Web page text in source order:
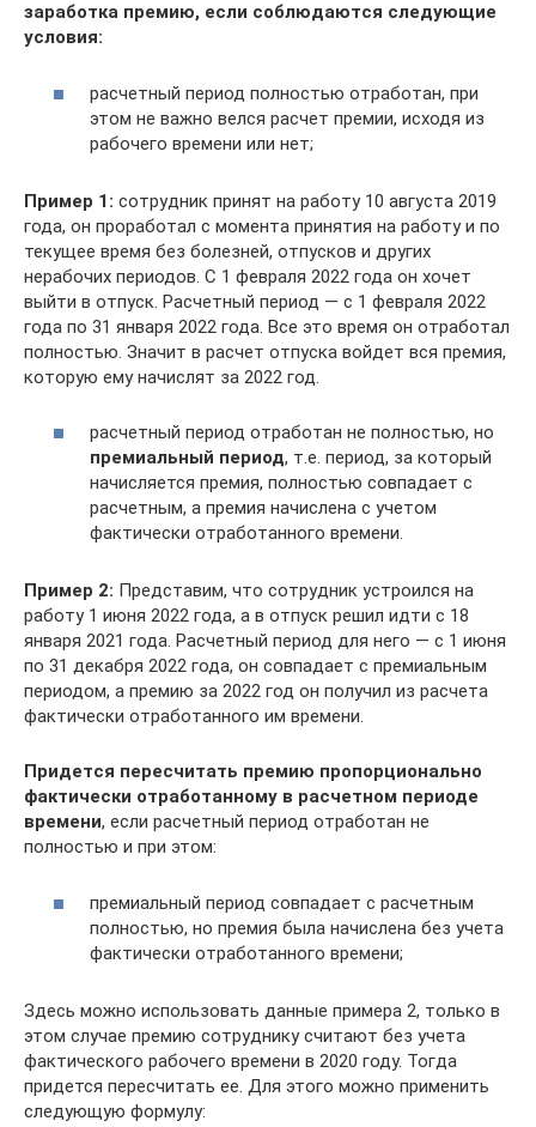
заработка премию, если соблюдаются следующие
условия:
расчетный период полностью отработан, при
этом не важно велся расчет премии, исходя из
рабочего времени или нет;
Пример 1: сотрудник принят на работу 10 августа 2019
года, он проработал с момента принятия на работу и по
текущее время без болезней, отпусков и других
нерабочих периодов. С 1 февраля 2022 года он хочет
выйти в отпуск. Расчетный период — с 1 февраля 2022
года по 31 января 2022 года. Все это время он отработал
полностью. Значит в расчет отпуска войдет вся премия,
которую ему начислят за 2022 год.
расчетный период отработан не полностью, но
премиальный период, т.е. период, за который
начисляется премия, полностью совпадает с
расчетным, а премия начислена с учетом
фактически отработанного времени.
Пример 2: Представим, что сотрудник устроился на
работу 1 июня 2022 года, а в отпуск решил идти с 18
января 2021 года. Расчетный период для него — с 1 июня
по 31 декабря 2022 года, он совпадает с премиальным
периодом, а премию за 2022 год он получил из расчета
фактически отработанного им времени.
Придется пересчитать премию пропорционально
фактически отработанному в расчетном периоде
времени, если расчетный период отработан не
полностью и при этом:
премиальный период совпадает с расчетным
полностью, но премия была начислена без учета
фактически отработанного времени;
Здесь можно использовать данные примера 2, только в
этом случае премию сотруднику считают без учета
фактического рабочего времени в 2020 году. Тогда
придется пересчитать ее. Для этого можно применить
следующую формулу: